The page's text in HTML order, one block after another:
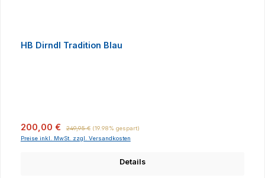
HB Dirndl Tradition Blau
Verkaufspreis:
200,00 € 249,95 € (19.98% gespart)
Preise inkl. MwSt. zzgl. Versandkosten
Details